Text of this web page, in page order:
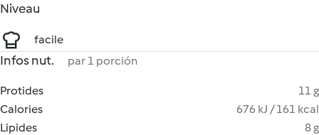
Niveau
facile
Infos nut. par 1 porción
Protides
11 g
Calories
676 kJ / 161 kcal
Lipides
8 g